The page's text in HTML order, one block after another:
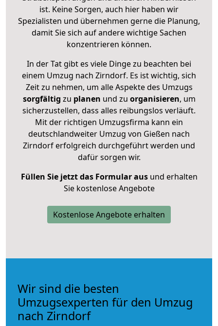
ist. Keine Sorgen, auch hier haben wir
Spezialisten und übernehmen gerne die Planung,
damit Sie sich auf andere wichtige Sachen
konzentrieren können.
In der Tat gibt es viele Dinge zu beachten bei
einem Umzug nach Zirndorf. Es ist wichtig, sich
Zeit zu nehmen, um alle Aspekte des Umzugs
sorgfältig zu planen und zu organisieren, um
sicherzustellen, dass alles reibungslos verläuft.
Mit der richtigen Umzugsfirma kann ein
deutschlandweiter Umzug von Gießen nach
Zirndorf erfolgreich durchgeführt werden und
dafür sorgen wir.
Füllen Sie jetzt das Formular ausund erhalten
Sie kostenlose Angebote
Kostenlose Angebote erhalten
Wir sind die besten
Umzugsexperten für den Umzug
nach Zirndorf